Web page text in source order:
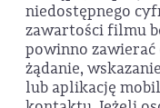
niedostępnego
zawartości filmu
powinno zawierać
żądanie,
lub aplikację